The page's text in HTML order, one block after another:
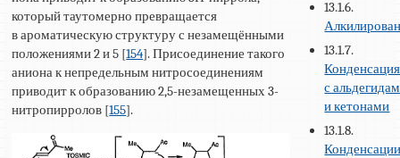
который таутомерно превращается
в ароматическую структуру с незамещёнными
положениями 2 и 5 [154]. Присоединение такого
аниона к непредельным нитросоединениям
приводит к образованию 2,5-незамещенных 3-
нитропирролов [155].
13.1.6.
13.1.7.
Конденсация
с
и кетонами
13.1.8.